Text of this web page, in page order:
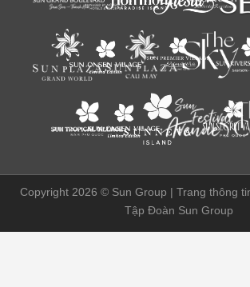
Copyright 2026 © Sun Group | Trang thông
Tập Đoàn Sun Group